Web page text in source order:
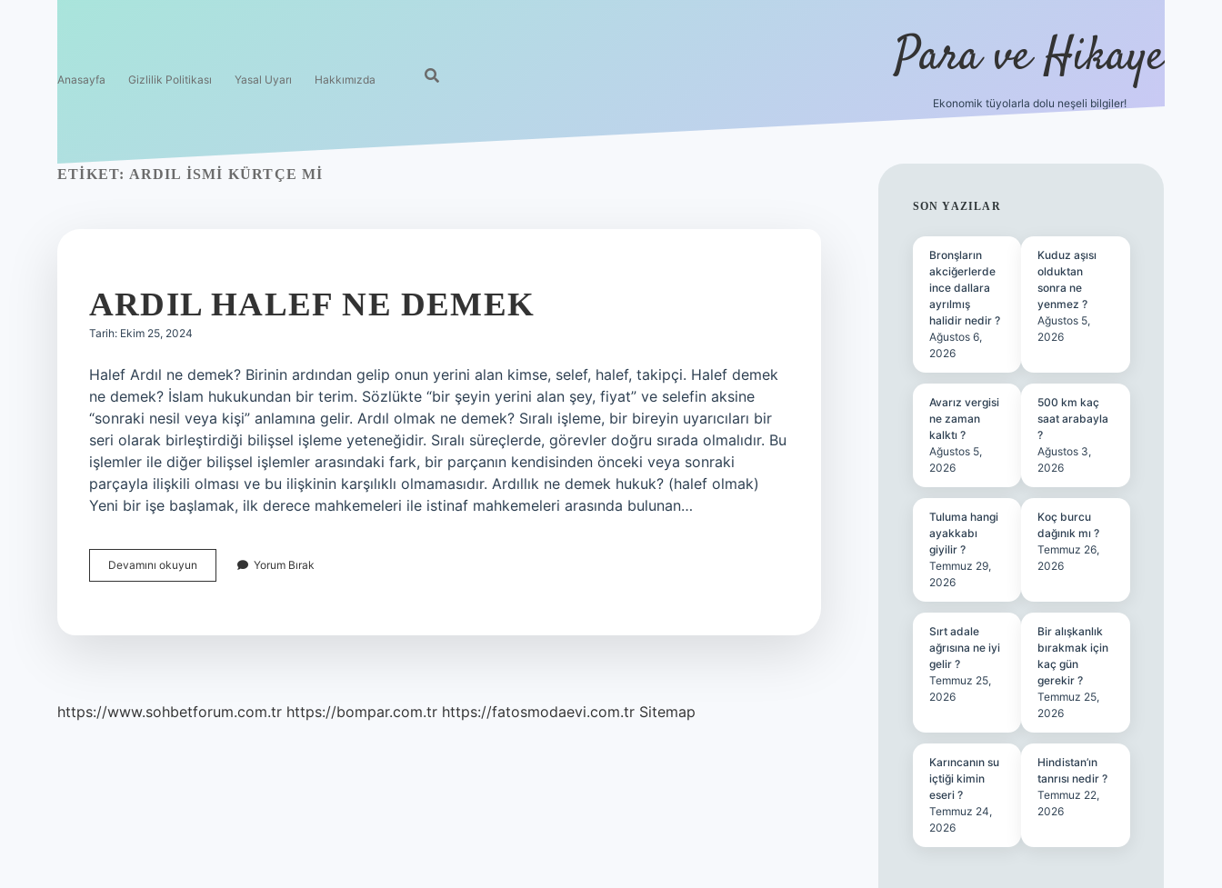
Anasayfa Gizlilik Politikası Yasal Uyarı Hakkımızda Para ve Hikaye
Ekonomik tüyolarla dolu neşeli bilgiler!
ETIKET: ARDIL ISMI KÜRTÇE MI
ARDIL HALEF NE DEMEK
Tarih: Ekim 25, 2024
Halef Ardıl ne demek? Birinin ardından gelip onun yerini alan kimse, selef, halef, takipçi. Halef demek
ne demek? İslam hukukundan bir terim. Sözlükte “bir şeyin yerini alan şey, fiyat” ve selefin aksine
“sonraki nesil veya kişi” anlamına gelir. Ardıl olmak ne demek? Sıralı işleme, bir bireyin uyarıcıları bir
seri olarak birleştirdiği bilişsel işleme yeteneğidir. Sıralı süreçlerde, görevler doğru sırada olmalıdır. Bu
işlemler ile diğer bilişsel işlemler arasındaki fark, bir parçanın kendisinden önceki veya sonraki
parçayla ilişkili olması ve bu ilişkinin karşılıklı olmamasıdır. Ardıllık ne demek hukuk? (halef olmak)
Yeni bir işe başlamak, ilk derece mahkemeleri ile istinaf mahkemeleri arasında bulunan…
Devamını okuyun
Halef
Yorum Bırak
https://www.sohbetforum.com.tr https://bompar.com.tr https://fatosmodaevi.com.tr Sitemap
SIDEBAR
SON YAZILAR
Bronşların
akciğerlerde
ince dallara
ayrılmış
halidir nedir ?
Ağustos 6,
2026
Kuduz aşısı
olduktan
sonra ne
yenmez ?
Ağustos 5,
2026
Avarız vergisi
ne zaman
kalktı ?
Ağustos 5,
2026
500 km kaç
saat arabayla
?
Ağustos 3,
2026
Tuluma hangi
ayakkabı
giyilir ?
Temmuz 29,
2026
Koç burcu
dağınık mı ?
Temmuz 26,
2026
Sırt adale
ağrısına ne iyi
gelir ?
Temmuz 25,
2026
Bir alışkanlık
bırakmak için
kaç gün
gerekir ?
Temmuz 25,
2026
Karıncanın su
içtiği kimin
eseri ?
Temmuz 24,
2026
Hindistan’ın
tanrısı nedir ?
Temmuz 22,
2026
hiltonbet